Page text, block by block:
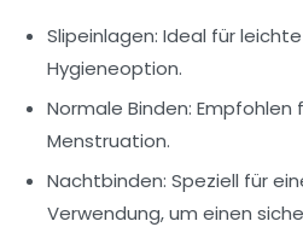
Slipeinlagen: Ideal für
Hygieneoption.
Normale Binden:
Menstruation.
Nachtbinden: Speziell für
Verwendung, um einen